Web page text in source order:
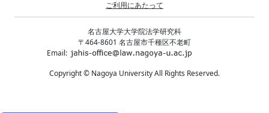
ご利用にあたって
名古屋大学大学院法学研究科
〒464-8601 名古屋市千種区不老町
Email:
Copyright © Nagoya University All Rights Reserved.